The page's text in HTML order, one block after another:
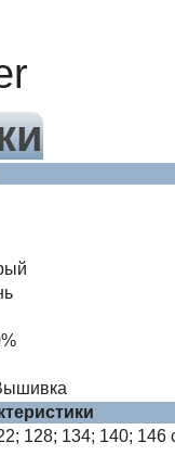
128; 134; 140; 146